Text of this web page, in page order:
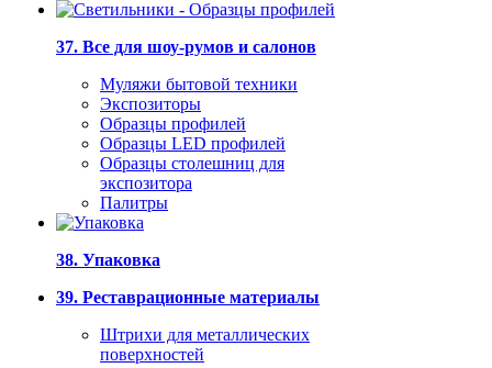
37. Все для шоу-румов и салонов
Муляжи бытовой техники
Экспозиторы
Образцы профилей
Образцы LED профилей
Образцы столешниц для
экспозитора
Палитры
38. Упаковка
39. Реставрационные материалы
Штрихи для металлических
поверхностей